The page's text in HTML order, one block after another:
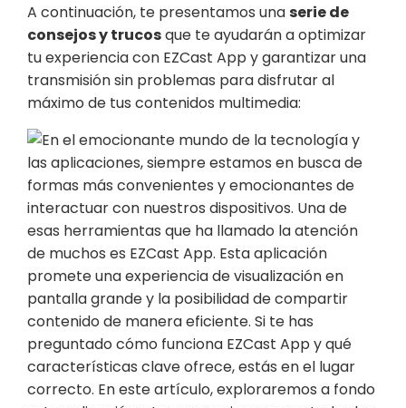
A continuación, te presentamos unaserie de
consejos y trucosque te ayudarán a optimizar
tu experiencia con EZCast App y garantizar una
transmisión sin problemas para disfrutar al
máximo de tus contenidos multimedia: